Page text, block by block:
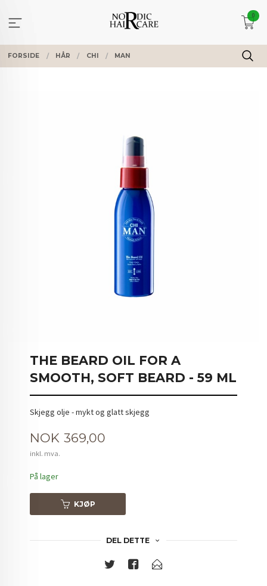
innholdet
0
FORSIDE HÅR CHI MAN
THE BEARD OIL FOR A
SMOOTH, SOFT BEARD - 59 ML
Skjegg olje - mykt og glatt skjegg
Pris
NOK 369,00
inkl. mva.
På lager
KJØP
DEL DETTE